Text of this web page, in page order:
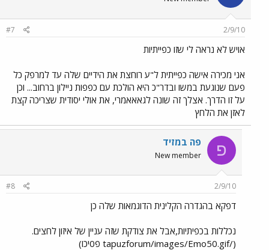
2/9/10
#7
אויש לא נראה לי שזו כפייתיות
אני מכירה אישה כפייתית ל"ע רוחצת את הידיים שלה עד למרפק כל
פעם שנוגעת במשו ובדר"כ היא הולכת עם כפפות ניילון ברחוב... וכן
על זו הדרך. אצלך זה שונה לגאאאמרי, את אולי יסודית שצריכה קצת
לאזן את הלחץ
פ פה במזיד
New member
2/9/10
#8
דפקא בהגדרה הקלינית הדוגמאות שלה כן
נכללות בכפיתיות,אבל את צודקת שזה עניין של איזון לחצים.
(/tapuzforum/images/Emo50.gif פ0יכו)